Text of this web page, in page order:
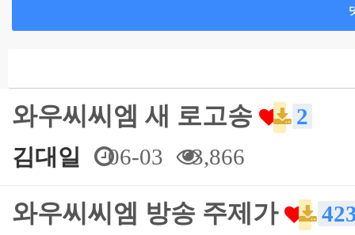
와우씨씨엠 새 로고송
2
김대일
06-03 3,866
와우씨씨엠 방송 주제가